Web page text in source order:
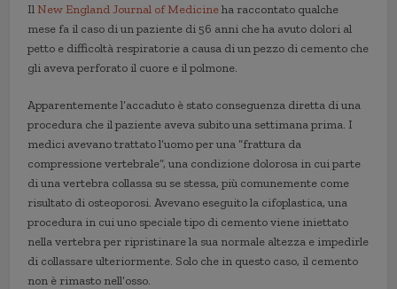
IlNew England Journal of Medicineha raccontato qualche
mese fa il caso di un paziente di 56 anni che ha avuto dolori al
petto e difficoltà respiratorie a causa di un pezzo di cemento che
gli aveva perforato il cuore e il polmone.
Apparentemente l’accaduto è stato conseguenza diretta di una
procedura che il paziente aveva subito una settimana prima. I
medici avevano trattato l’uomo per una “frattura da
compressione vertebrale”, una condizione dolorosa in cui parte
di una vertebra collassa su se stessa, più comunemente come
risultato di osteoporosi. Avevano eseguito la cifoplastica, una
procedura in cui uno speciale tipo di cemento viene iniettato
nella vertebra per ripristinare la sua normale altezza e impedirle
di collassare ulteriormente. Solo che in questo caso, il cemento
non è rimasto nell’osso.